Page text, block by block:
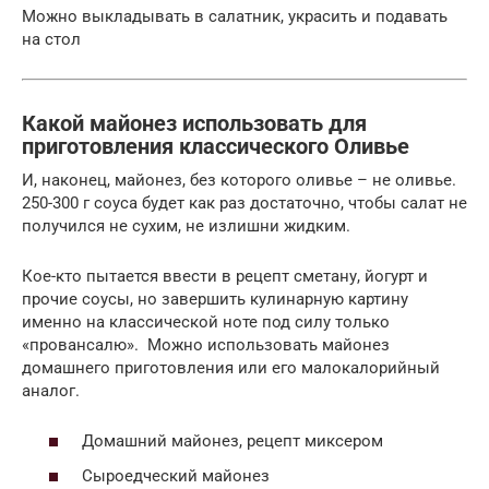
Можно выкладывать в салатник, украсить и подавать
на стол
Какой майонез использовать для
приготовления классического Оливье
И, наконец, майонез, без которого оливье – не оливье.
250-300 г соуса будет как раз достаточно, чтобы салат не
получился не сухим, не излишни жидким.
Кое-кто пытается ввести в рецепт сметану, йогурт и
прочие соусы, но завершить кулинарную картину
именно на классической ноте под силу только
«провансалю». Можно использовать майонез
домашнего приготовления или его малокалорийный
аналог.
Домашний майонез, рецепт миксером
Сыроедческий майонез